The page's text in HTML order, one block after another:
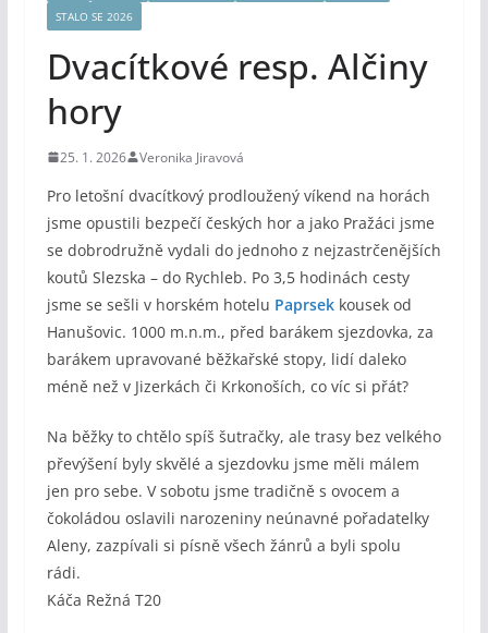
STALO SE 2026
Dvacítkové resp. Alčiny
hory
25. 1. 2026 Veronika Jiravová
Pro letošní dvacítkový prodloužený víkend na horách
jsme opustili bezpečí českých hor a jako Pražáci jsme
se dobrodružně vydali do jednoho z nejzastrčenějších
koutů Slezska – do Rychleb. Po 3,5 hodinách cesty
jsme se sešli v horském hotelu Paprsek kousek od
Hanušovic. 1000 m.n.m., před barákem sjezdovka, za
barákem upravované běžkařské stopy, lidí daleko
méně než v Jizerkách či Krkonoších, co víc si přát?
Na běžky to chtělo spíš šutračky, ale trasy bez velkého
převýšení byly skvělé a sjezdovku jsme měli málem
jen pro sebe. V sobotu jsme tradičně s ovocem a
čokoládou oslavili narozeniny neúnavné pořadatelky
Aleny, zazpívali si písně všech žánrů a byli spolu
rádi.
Káča Režná T20